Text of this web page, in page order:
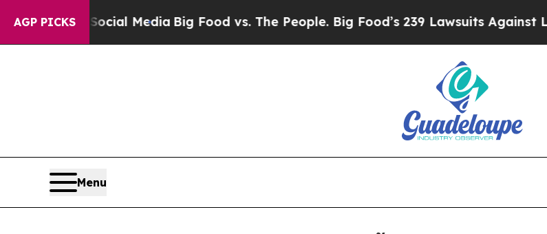
AGP PICKS
MediaBig Food vs. The People. Big Food’s 239 Lawsuits Against Life-Saving Policies
Menu